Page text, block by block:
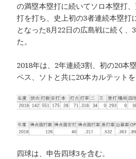
の満塁本塁打に続いてソロ本塁打
打を打ち、史上初の3者連続本塁打
となった8月22日の広島戦に続く、
た。
2018年は、2年連続3割、初の20本
ペス、ソトと共に20本カルテットを
四球は、申告四球3を含む。